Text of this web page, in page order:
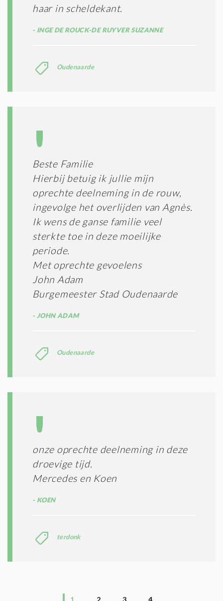
haar in scheldekant.
INGE DE ROUCK-DE RUYVER SUZANNE
Oudenaarde
Beste Familie
Hierbij betuig ik jullie mijn
oprechte deelneming in de rouw,
ingevolge het overlijden van Agnès.
Ik wens de ganse familie veel
sterkte toe in deze moeilijke
periode.
Met oprechte gevoelens
John Adam
Burgemeester Stad Oudenaarde
JOHN ADAM
Oudenaarde
onze oprechte deelneming in deze
droevige tijd.
Mercedes en Koen
KOEN
terdonk
1 2 3 4